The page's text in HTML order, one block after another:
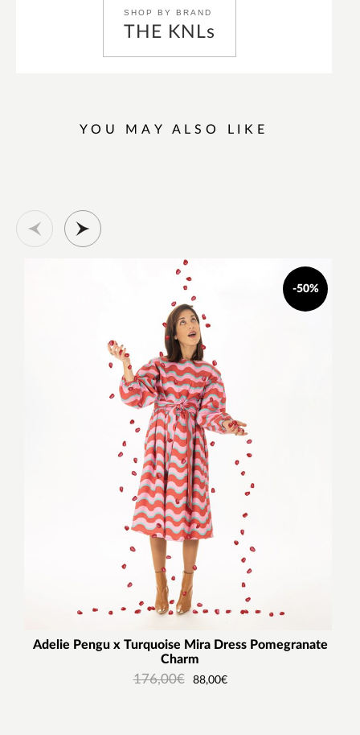
SHOP BY BRAND
THE KNLs
YOU MAY ALSO LIKE
-50%
Adelie Pengu x Turquoise Mira Dress Pomegranate
Charm
176,00€ 88,00€